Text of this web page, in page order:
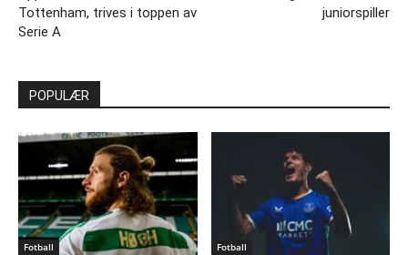
Tottenham, trives i toppen av
Serie A
juniorspiller
POPULÆR
Fotball Fotball